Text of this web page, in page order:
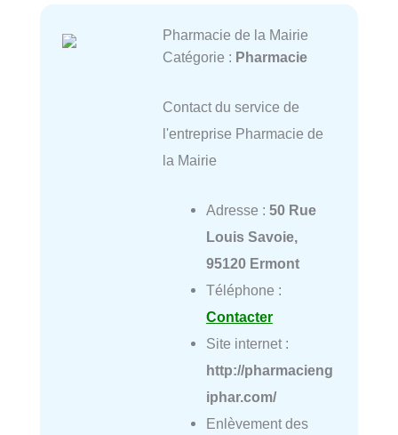
Pharmacie de la Mairie
Catégorie : Pharmacie
Contact du service de
l'entreprise Pharmacie de
la Mairie
Adresse : 50 Rue
Louis Savoie,
95120 Ermont
Téléphone :
Contacter
Site internet :
http://pharmacieng
iphar.com/
Enlèvement des